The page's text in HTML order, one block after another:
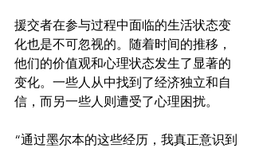
援交者在参与过程中面临的生活状态变
化也是不可忽视的。随着时间的推移，
他们的价值观和心理状态发生了显著的
变化。一些人从中找到了经济独立和自
“通过墨尔本的这些经历，我真正意识到